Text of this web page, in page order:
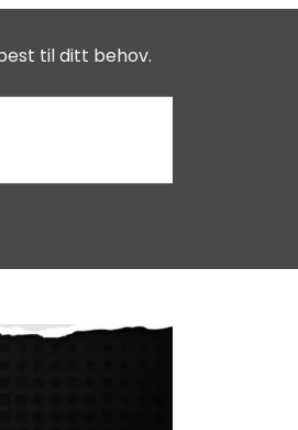
til ditt behov.